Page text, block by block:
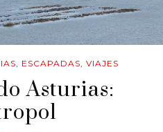
, ESCAPADAS, VIAJES
Asturias: